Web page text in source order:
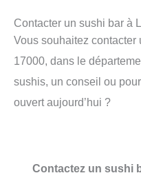
Contacter un sushi bar à
Vous souhaitez
17000, dans le
sushis, un conseil ou
ouvert aujourd’hui ?
Contactez un sushi